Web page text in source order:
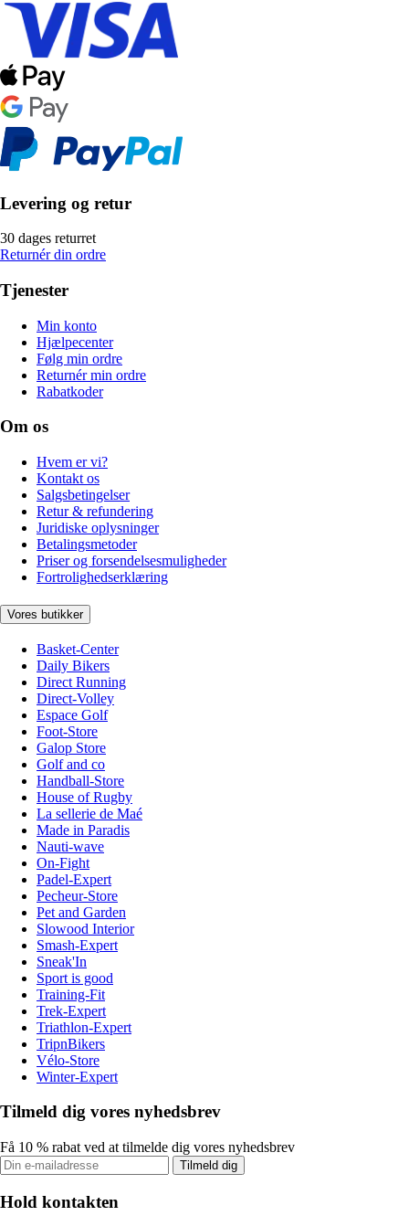
Levering og retur
30 dages returret
Returnér din ordre
Tjenester
Min konto
Hjælpecenter
Følg min ordre
Returnér min ordre
Rabatkoder
Om os
Hvem er vi?
Kontakt os
Salgsbetingelser
Retur & refundering
Juridiske oplysninger
Betalingsmetoder
Priser og forsendelsesmuligheder
Fortrolighedserklæring
Vores butikker
Basket-Center
Daily Bikers
Direct Running
Direct-Volley
Espace Golf
Foot-Store
Galop Store
Golf and co
Handball-Store
House of Rugby
La sellerie de Maé
Made in Paradis
Nauti-wave
On-Fight
Padel-Expert
Pecheur-Store
Pet and Garden
Slowood Interior
Smash-Expert
Sneak'In
Sport is good
Training-Fit
Trek-Expert
Triathlon-Expert
TripnBikers
Vélo-Store
Winter-Expert
Tilmeld dig vores nyhedsbrev
Få 10 % rabat ved at tilmelde dig vores nyhedsbrev
Tilmeld dig
Hold kontakten